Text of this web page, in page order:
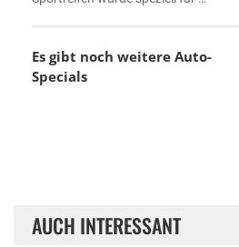
Es gibt noch weitere Auto-
Specials
AUCH INTERESSANT